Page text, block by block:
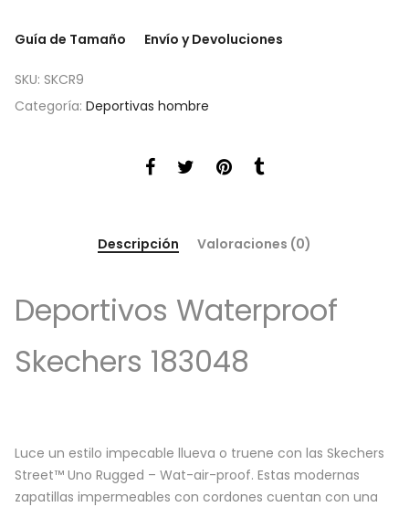
Guía de Tamaño Envío y Devoluciones
SKU: SKCR9
Categoría: Deportivas hombre
Descripción Valoraciones (0)
Deportivos Waterproof
Skechers 183048
Luce un estilo impecable llueva o truene con las Skechers
Street™ Uno Rugged – Wat-air-proof. Estas modernas
zapatillas impermeables con cordones cuentan con una